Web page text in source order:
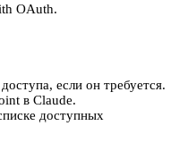
OAuth.
если он требуется.
в Claude.
доступных